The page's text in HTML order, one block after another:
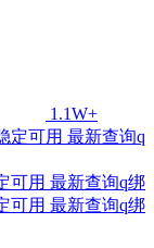
1.1W+
可用 最新查询q绑
可用 最新查询q绑